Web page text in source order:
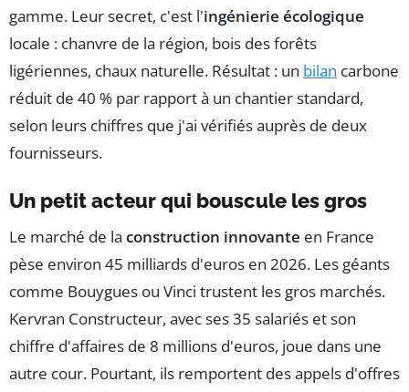
gamme. Leur secret, c'est l'ingénierie écologique
locale : chanvre de la région, bois des forêts
ligériennes, chaux naturelle. Résultat : un bilan carbone
réduit de 40 % par rapport à un chantier standard,
selon leurs chiffres que j'ai vérifiés auprès de deux
fournisseurs.
Un petit acteur qui bouscule les gros
Le marché de la construction innovante en France
pèse environ 45 milliards d'euros en 2026. Les géants
comme Bouygues ou Vinci trustent les gros marchés.
Kervran Constructeur, avec ses 35 salariés et son
chiffre d'affaires de 8 millions d'euros, joue dans une
autre cour. Pourtant, ils remportent des appels d'offres